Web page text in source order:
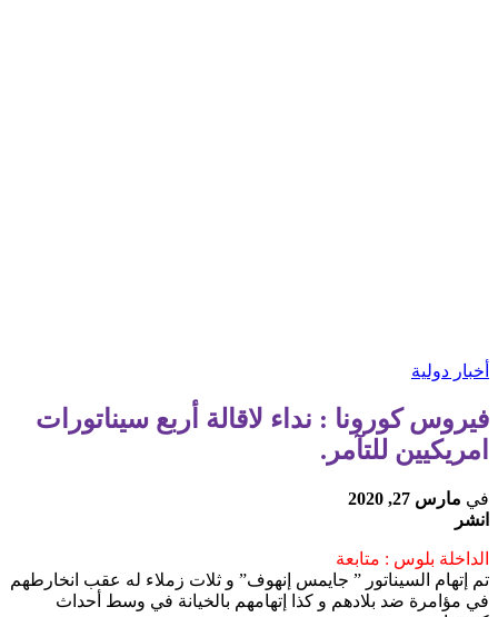
أخبار دولية
فيروس كورونا : نداء لاقالة أربع سيناتورات
امريكيين للتآمر.
في مارس 27, 2020
انشر
الداخلة بلوس : متابعة
تم إتهام السيناتور ” جايمس إنهوف” و ثلات زملاء له عقب انخارطهم
في مؤامرة ضد بلادهم و كذا إتهامهم بالخيانة في وسط أحداث